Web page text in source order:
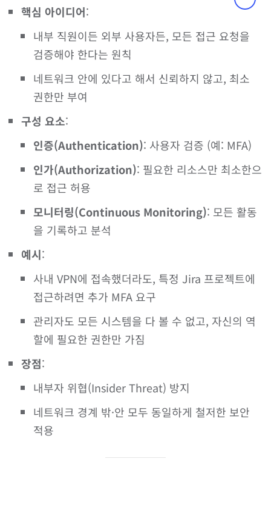
핵심 아이디어:
내부 직원이든 외부 사용자든, 모든 접근 요청을
검증해야 한다는 원칙
네트워크 안에 있다고 해서 신뢰하지 않고, 최소
권한만 부여
구성 요소:
인증(Authentication): 사용자 검증 (예: MFA)
인가(Authorization): 필요한 리소스만 최소한으
로 접근 허용
모니터링(Continuous Monitoring): 모든 활동
을 기록하고 분석
예시:
사내 VPN에 접속했더라도, 특정 Jira 프로젝트에
접근하려면 추가 MFA 요구
관리자도 모든 시스템을 다 볼 수 없고, 자신의 역
할에 필요한 권한만 가짐
장점:
내부자 위협(Insider Threat) 방지
네트워크 경계 밖·안 모두 동일하게 철저한 보안
적용